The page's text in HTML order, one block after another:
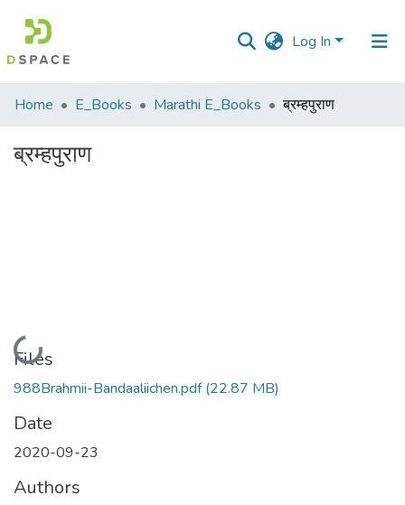
Log In
Communities
Collections
Home E_Books Marathi E_Books ब्रम्हपुराण
ब्रम्हपुराण
Loading...
Files
988Brahmii-Bandaaliichen.pdf(22.87 MB)
Date
2020-09-23
Authors